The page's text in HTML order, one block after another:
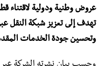
عروض وطنية ودولية لاقتناء
تهدف إلى تعزيز شبكة النقل
وتحسين جودة الخدمات